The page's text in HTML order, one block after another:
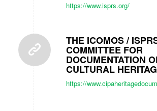
https://www.isprs.org/
THE ICOMOS /
COMMITTEE FOR
DOCUMENTATION
CULTURAL
https://